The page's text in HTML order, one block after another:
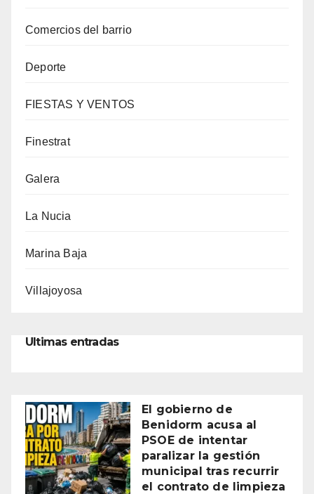
Comercios del barrio
Deporte
FIESTAS Y VENTOS
Finestrat
Galera
La Nucia
Marina Baja
Villajoyosa
Ultimas entradas
El gobierno de
Benidorm acusa al
PSOE de intentar
paralizar la gestión
municipal tras recurrir
el contrato de limpieza